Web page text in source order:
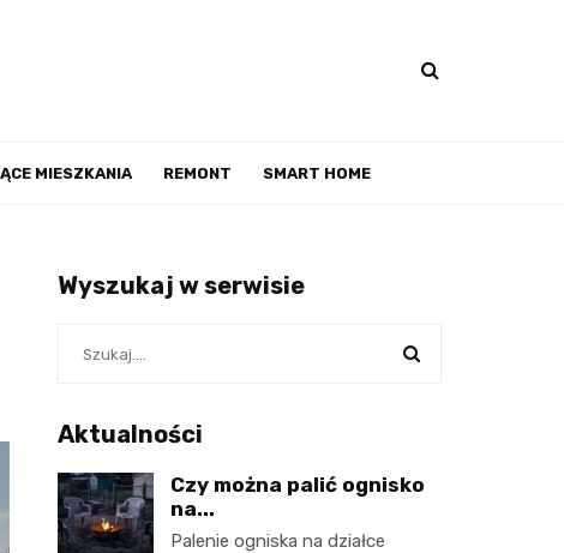
MIESZKANIA REMONT SMART HOME
Wyszukaj w serwisie
Aktualności
Czy można palić ognisko
na...
Palenie ogniska na działce